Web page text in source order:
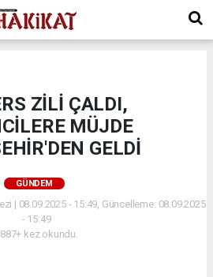
ZİLİ ÇALDI,
MÜJDE
GELDİ
GÜNDEM
| 08.09.2025 - 15:49, Güncelleme: 08.09.2025
- 15:49
kez okundu.